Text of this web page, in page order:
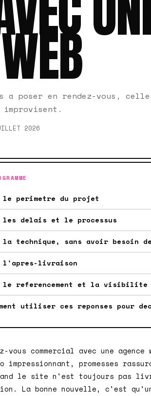
a poser en rendez-vous,
2026
le perimetre du projet
les delais et le processus
la technique, sans avoir besoin
l'apres-livraison
le referencement et la visibilite
utiliser ces reponses pour
vous commercial avec une
promesses
le site n'est toujours pas
La bonne nouvelle, c'est